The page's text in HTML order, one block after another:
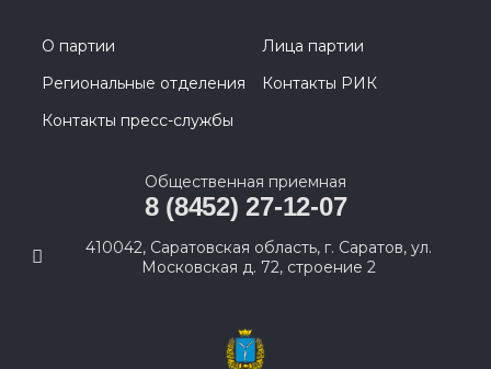
О партии
Лица партии
Региональные отделения
Контакты РИК
Контакты пресс-службы
Общественная приемная
8 (8452) 27-12-07
410042, Саратовская область, г. Саратов, ул.
Московская д. 72, строение 2